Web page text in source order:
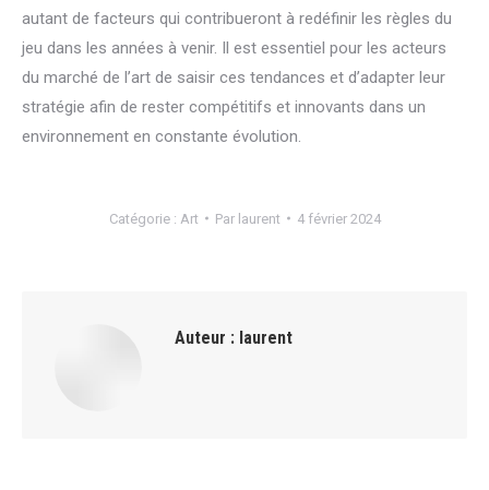
autant de facteurs qui contribueront à redéfinir les règles du
jeu dans les années à venir. Il est essentiel pour les acteurs
du marché de l’art de saisir ces tendances et d’adapter leur
stratégie afin de rester compétitifs et innovants dans un
environnement en constante évolution.
Catégorie : Art Par laurent 4 février 2024
Auteur : laurent